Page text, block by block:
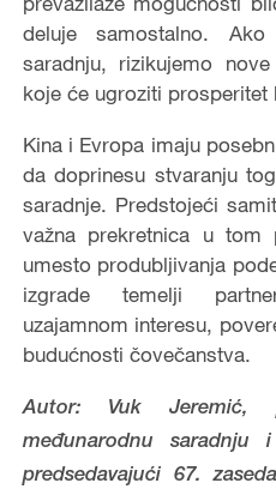
deluje samostalno.
saradnju, rizikujemo
koje će ugroziti prosperitet
Kina i Evropa imaju
da doprinesu stvaranju
saradnje. Predstojeći
važna prekretnica u
umesto produbljivanja
izgrade temelji
uzajamnom interesu,
budućnosti čovečanstva.
Autor:
Vuk Jeremić,
međunarodnu saradnju
predsedavajući 67.